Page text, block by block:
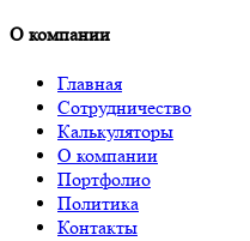
О компании
Главная
Сотрудничество
Калькуляторы
О компании
Портфолио
Политика
Контакты